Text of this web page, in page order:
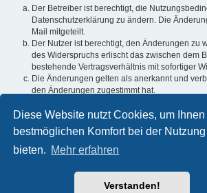
Diese Website nutzt Cookies, um Ihnen
bestmöglichen Komfort bei der Nutzung
bieten. Mehr erfahren
Verstanden!
Der Betreiber ist berechtigt, die
Datenschutzerklärung zu ändern. Die
Mail mitgeteilt.
Der Nutzer ist berechtigt, den Änderungen zu
des Widerspruchs erlischt das zwischen dem
bestehende Vertragsverhältnis mit sofortiger
Die Änderungen gelten als anerkannt und
den Änderungen zugestimmt hat.
Informationen über den Umgang mit Ihren
in der Datenschutzerklärung enthalten.
Powered byphpBB® Forum Software ©